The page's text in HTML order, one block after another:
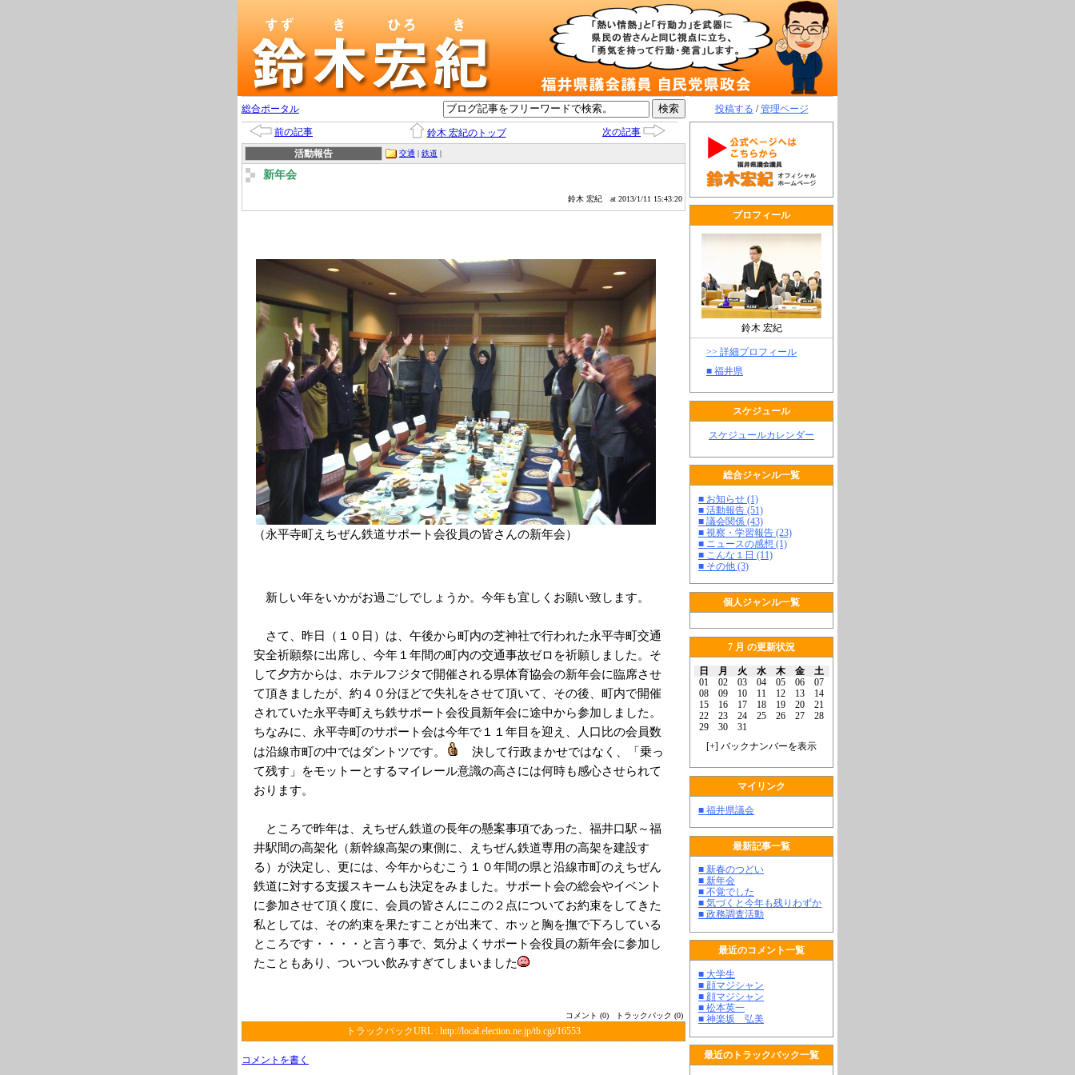
投稿する /管理ページ
プロフィール
鈴木 宏紀
>> 詳細プロフィール
■ 福井県
スケジュール
スケジュールカレンダー
総合ジャンル一覧
■ お知らせ (1)
■ 活動報告 (51)
■ 議会関係 (43)
■ 視察・学習報告 (23)
■ ニュースの感想 (1)
■ こんな１日 (11)
■ その他 (3)
個人ジャンル一覧
7 月 の更新状況
日 月 火 水 木 金
土
01
02 03 04 05 06
07
08
09 10 11 12 13
14
15
16 17 18 19 20
21
22
23 24 25 26 27
28
29
30
31
[+] バックナンバーを表示
マイリンク
■ 福井県議会
最新記事一覧
■ 新春のつどい
■ 新年会
■ 不覚でした
■ 気づくと今年も残りわずか
■ 政務調査活動
最近のコメント一覧
■ 大学生
■ 顔マジシャン
■ 顔マジシャン
■ 松本英一
■ 神楽坂 弘美
最近のトラックバック一覧
総合ポータル
前の記事 鈴木 宏紀のトップ
次の記事
活動報告
交通 | 鉄道 |
新年会
鈴木 宏紀 at 2013/1/11 15:43:20
（永平寺町えちぜん鉄道サポート会役員の皆さんの新年会）
新しい年をいかがお過ごしでしょうか。今年も宜しくお願い致します。
さて、昨日（１０日）は、午後から町内の芝神社で行われた永平寺町交通
安全祈願祭に出席し、今年１年間の町内の交通事故ゼロを祈願しました。そ
して夕方からは、ホテルフジタで開催される県体育協会の新年会に臨席させ
て頂きましたが、約４０分ほどで失礼をさせて頂いて、その後、町内で開催
されていた永平寺町えち鉄サポート会役員新年会に途中から参加しました。
ちなみに、永平寺町のサポート会は今年で１１年目を迎え、人口比の会員数
は沿線市町の中ではダントツです。
決して行政まかせではなく、「乗っ
て残す」をモットーとするマイレール意識の高さには何時も感心させられて
おります。
ところで昨年は、えちぜん鉄道の長年の懸案事項であった、福井口駅～福
井駅間の高架化（新幹線高架の東側に、えちぜん鉄道専用の高架を建設す
る）が決定し、更には、今年からむこう１０年間の県と沿線市町のえちぜん
鉄道に対する支援スキームも決定をみました。サポート会の総会やイベント
に参加させて頂く度に、会員の皆さんにこの２点についてお約束をしてきた
私としては、その約束を果たすことが出来て、ホッと胸を撫で下ろしている
ところです・・・・と言う事で、気分よくサポート会役員の新年会に参加し
たこともあり、ついつい飲みすぎてしまいました
コメント (0) トラックバック (0)
トラックバックURL : http://local.election.ne.jp/tb.cgi/16553
コメントを書く